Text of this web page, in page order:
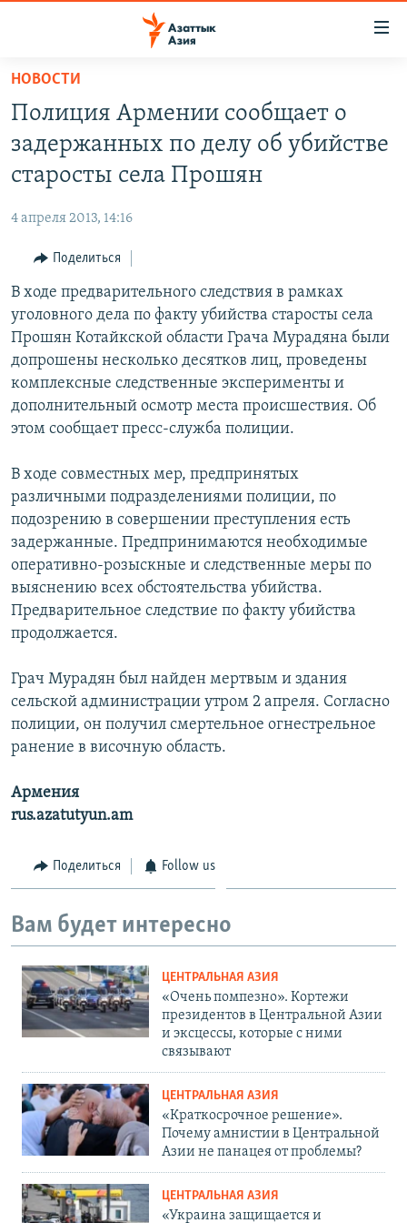
Вернуться
основному
содержанию
Вернутся
главной
навигации
Вернутся
поиску
ТАДЖИКИСТАН
НОВОСТИ
ВОЙНА В УКРАИНЕ
ҚАЗАҚША
КЫРГЫЗЧА
ЎЗБЕКЧА
TÜRKMENÇE
Все сайты РСЕ/РС
НОВОСТИ
Полиция Армении сообщает о
задержанных по делу об убийстве
старосты села Прошян
4 апреля 2013, 14:16
Поделиться
В ходе предварительного следствия в рамках
уголовного дела по факту убийства старосты села
Прошян Котайкской области Грача Мурадяна были
допрошены несколько десятков лиц, проведены
комплексные следственные эксперименты и
дополнительный осмотр места происшествия. Об
этом сообщает пресс-служба полиции.
В ходе совместных мер, предпринятых
различными подразделениями полиции, по
подозрению в совершении преступления есть
задержанные. Предпринимаются необходимые
оперативно-розыскные и следственные меры по
выяснению всех обстоятельства убийства.
Предварительное следствие по факту убийства
продолжается.
Грач Мурадян был найден мертвым и здания
сельской администрации утром 2 апреля. Согласно
полиции, он получил смертельное огнестрельное
ранение в височную область.
Армения
rus.azatutyun.am
Поделиться Follow us
Вам будет интересно
ЦЕНТРАЛЬНАЯ АЗИЯ
«Очень помпезно». Кортежи
президентов в Центральной Азии
и эксцессы, которые с ними
связывают
ЦЕНТРАЛЬНАЯ АЗИЯ
«Краткосрочное решение».
Почему амнистии в Центральной
Азии не панацея от проблемы?
ЦЕНТРАЛЬНАЯ АЗИЯ
«Украина защищается и